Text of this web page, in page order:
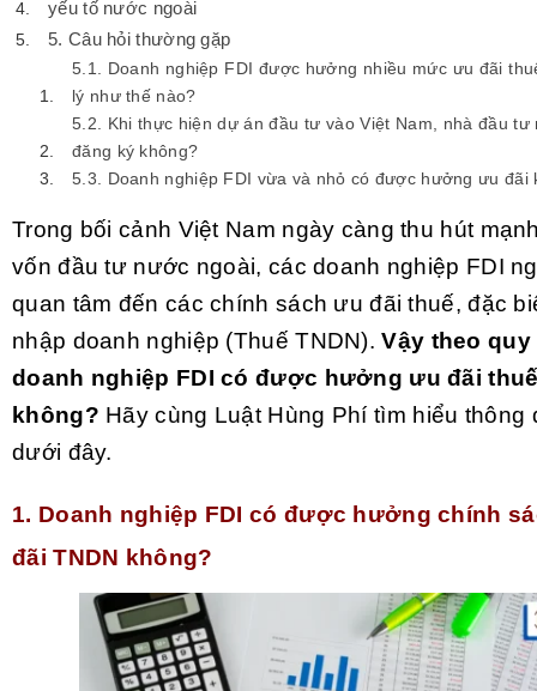
yếu tố nước ngoài
5. Câu hỏi thường gặp
5.1. Doanh nghiệp FDI được hưởng nhiều mức ưu đãi
lý như thế nào?
5.2. Khi thực hiện dự án đầu tư vào Việt Nam, nhà đầu tư
đăng ký không?
5.3. Doanh nghiệp FDI vừa và nhỏ có được hưởng ưu đãi
Trong bối cảnh Việt Nam ngày càng thu hút
vốn đầu tư nước ngoài, các doanh nghiệp FDI
quan tâm đến các chính sách ưu đãi thuế, đặc
nhập doanh nghiệp (Thuế TNDN).Vậy theo
doanh nghiệp FDI có được hưởng ưu đãi
không? Hãy cùng Luật Hùng Phí tìm hiểu thông
dưới đây.
1. Doanh nghiệp FDI có được hưởng chính
đãi TNDN không?